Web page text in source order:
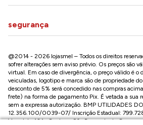
segurança
@2014 - 2026 lojasmel – Todos os direitos
sofrer alterações sem aviso prévio. Os preços são
virtual. Em caso de divergência, o preço válido é o
veiculadas, logotipo e marca são de propriedade
desconto de 5% será concedido nas compras
frete) na forma de pagamento Pix. É vetada a sua
sem a expressa autorização. BMP UTILIDADES
12.356.100/0039-07/ Inscrição Estadual:
Versolato,101 , Centro – São Bernardo do Campo